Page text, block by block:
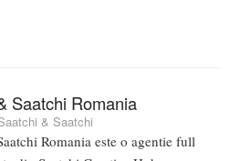
Saatchi Romania
& Saatchi
Romania este o agentie full